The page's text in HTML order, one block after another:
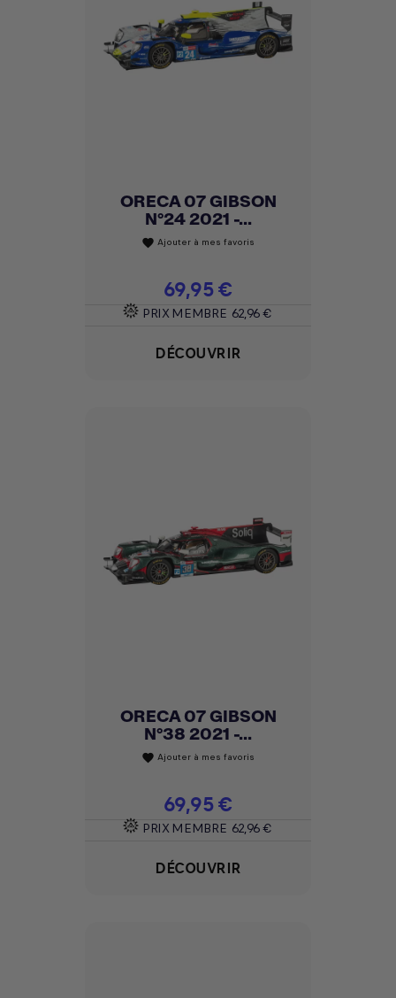
ORECA 07 GIBSON
N°24 2021 -...
favorite Ajouter à mes favoris
Prix
69,95 €
PRIX MEMBRE 62,96 €
DÉCOUVRIR
ORECA 07 GIBSON
N°38 2021 -...
favorite Ajouter à mes favoris
Prix
69,95 €
PRIX MEMBRE 62,96 €
DÉCOUVRIR